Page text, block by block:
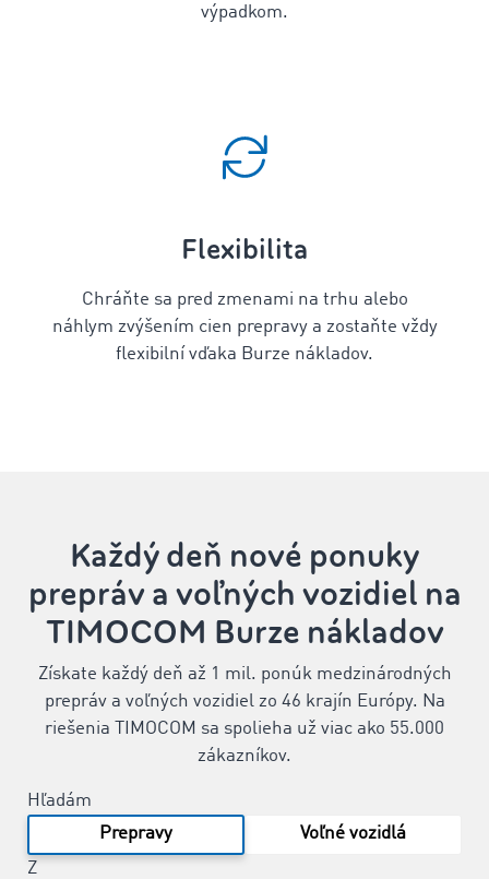
výpadkom.
Flexibilita
Chráňte sa pred zmenami na trhu alebo
náhlym zvýšením cien prepravy a zostaňte vždy
flexibilní vďaka Burze nákladov.
Každý deň nové ponuky
prepráv a voľných vozidiel na
TIMOCOM Burze nákladov
Získate každý deň až 1 mil. ponúk medzinárodných
prepráv a voľných vozidiel zo 46 krajín Európy. Na
riešenia TIMOCOM sa spolieha už viac ako 55.000
zákazníkov.
Hľadám
Prepravy
Voľné vozidlá
Z